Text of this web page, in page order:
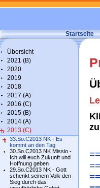
Startseite
Übersicht
2021 (B)
2020
2019
2018
2017 (A)
2016 (C)
2015 (B)
2014 (A)
2013 (C)
33.So.C2013 NK - Es
kommt an den Tag
30.So.C2013 NK Missio -
Ich will euch Zukunft und
Hoffnung geben
29.So.C2013 NK - Gott
schenkt seinem Volk den
Sieg durch das